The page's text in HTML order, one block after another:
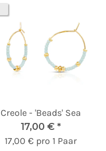
Creole - 'Beads' Sea
17,00 € *
17,00 € pro 1 Paar